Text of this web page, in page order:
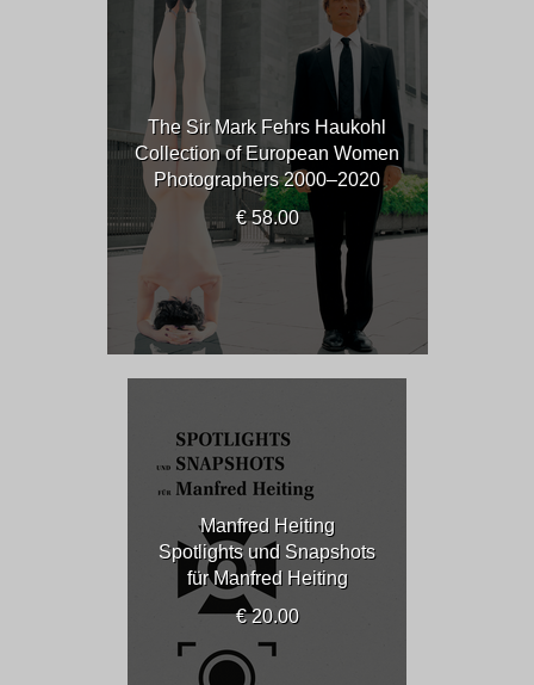
The Sir Mark Fehrs Haukohl
Collection of European Women
Photographers 2000–2020
€ 58.00
Manfred Heiting
Spotlights und Snapshots
für Manfred Heiting
€ 20.00